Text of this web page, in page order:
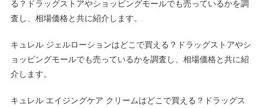
る？ドラッグストアやショッピングモールでも売っているかを調
査し、相場価格と共に紹介します。
キュレル ジェルローションはどこで買える？ドラッグストアやシ
ョッピングモールでも売っているかを調査し、相場価格と共に紹
介します。
キュレル エイジングケア クリームはどこで買える？ドラッグス